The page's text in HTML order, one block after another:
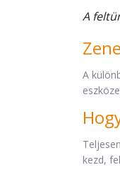
A
A
kezd,